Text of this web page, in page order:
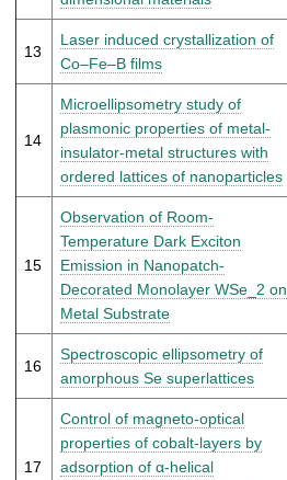
13
Laser induced crystallization of
Co–Fe–B films
14
Microellipsometry study of
plasmonic properties of metal-
insulator-metal structures with
ordered lattices of nanoparticles
15
Observation of Room-
Temperature Dark Exciton
Emission in Nanopatch-
Decorated Monolayer WSe_2 on
Metal Substrate
16
Spectroscopic ellipsometry of
amorphous Se superlattices
17
Control of magneto-optical
properties of cobalt-layers by
adsorption of α-helical